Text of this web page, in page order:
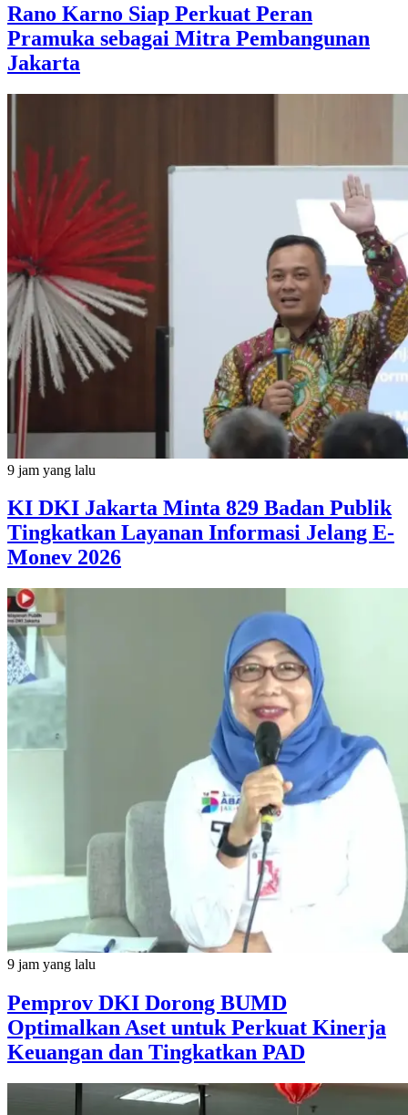
Rano Karno Siap Perkuat Peran
Pramuka sebagai Mitra Pembangunan
Jakarta
9 jam yang lalu
KI DKI Jakarta Minta 829 Badan Publik
Tingkatkan Layanan Informasi Jelang E-
Monev 2026
9 jam yang lalu
Pemprov DKI Dorong BUMD
Optimalkan Aset untuk Perkuat Kinerja
Keuangan dan Tingkatkan PAD